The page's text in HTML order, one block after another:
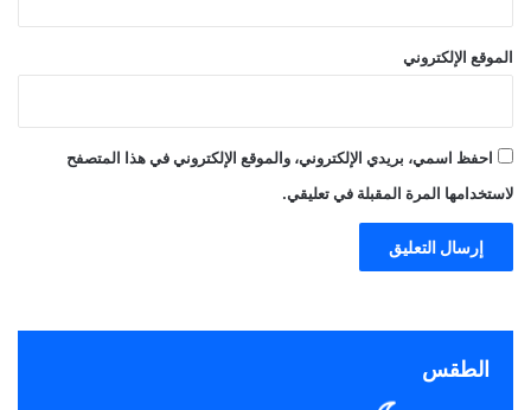
الموقع الإلكتروني
احفظ اسمي، بريدي الإلكتروني، والموقع الإلكتروني في هذا المتصفح
لاستخدامها المرة المقبلة في تعليقي.
الطقس